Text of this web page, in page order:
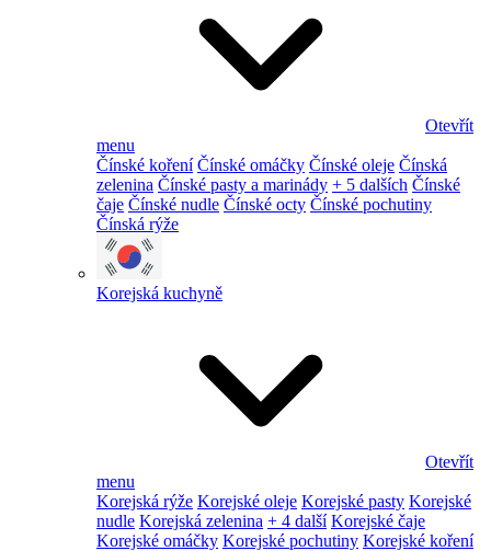
Otevřít
menu
Čínské koření Čínské omáčky Čínské oleje Čínská
zelenina Čínské pasty a marinády + 5 dalších Čínské
čaje Čínské nudle Čínské octy Čínské pochutiny
Čínská rýže
Korejská kuchyně
Otevřít
menu
Korejská rýže Korejské oleje Korejské pasty Korejské
nudle Korejská zelenina + 4 další Korejské čaje
Korejské omáčky Korejské pochutiny Korejské koření